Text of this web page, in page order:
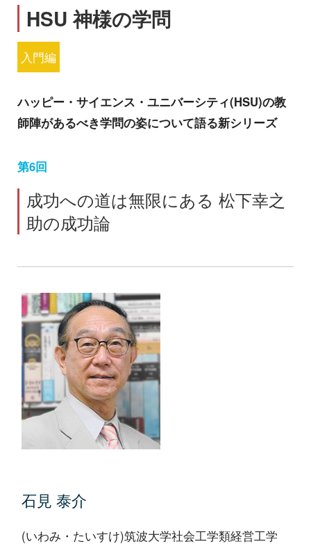
HSU 神様の学問
入門編
ハッピー・サイエンス・ユニバーシティ(HSU)の教
師陣があるべき学問の姿について語る新シリーズ
第6回
成功への道は無限にある 松下幸之
助の成功論
石見 泰介
(いわみ・たいすけ)筑波大学社会工学類経営工学